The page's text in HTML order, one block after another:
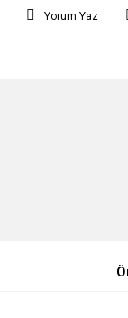
Yorum Yaz